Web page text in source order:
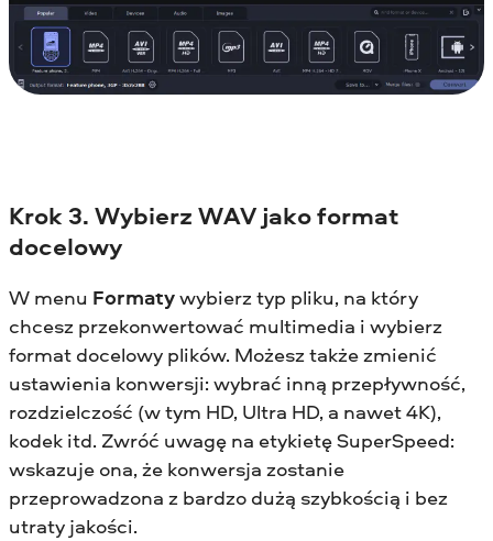
Krok 3. Wybierz WAV jako format
docelowy
W menu Formatywybierz typ pliku, na który
chcesz przekonwertować multimedia i wybierz
format docelowy plików. Możesz także zmienić
ustawienia konwersji: wybrać inną przepływność,
rozdzielczość (w tym HD, Ultra HD, a nawet 4K),
kodek itd. Zwróć uwagę na etykietę SuperSpeed:
wskazuje ona, że konwersja zostanie
przeprowadzona z bardzo dużą szybkością i bez
utraty jakości.